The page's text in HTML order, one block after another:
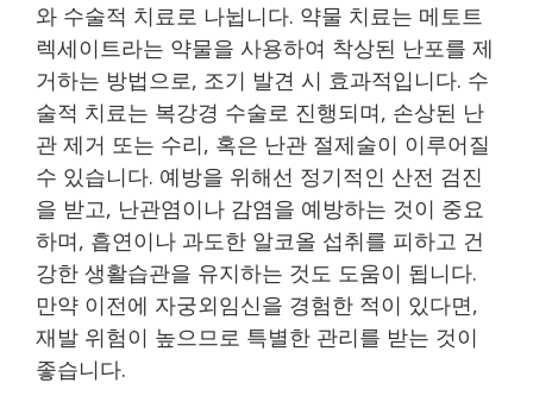
와 수술적 치료로 나뉩니다. 약물 치료는 메토트
렉세이트라는 약물을 사용하여 착상된 난포를 제
거하는 방법으로, 조기 발견 시 효과적입니다. 수
술적 치료는 복강경 수술로 진행되며, 손상된 난
관 제거 또는 수리, 혹은 난관 절제술이 이루어질
수 있습니다. 예방을 위해선 정기적인 산전 검진
을 받고, 난관염이나 감염을 예방하는 것이 중요
하며, 흡연이나 과도한 알코올 섭취를 피하고 건
강한 생활습관을 유지하는 것도 도움이 됩니다.
만약 이전에 자궁외임신을 경험한 적이 있다면,
재발 위험이 높으므로 특별한 관리를 받는 것이
좋습니다.